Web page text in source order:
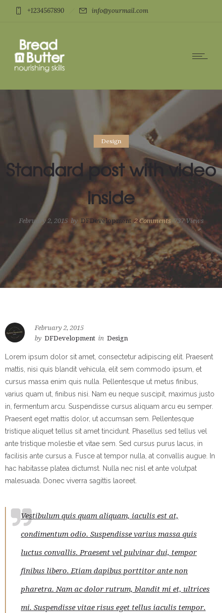
+1234567890 info@yourmail.com
Design
Standard post with video
inside
February 2, 2015 by DFDevelopment 2Comments 737 Views
February 2, 2015
by DFDevelopment in Design
Lorem ipsum dolor sit amet, consectetur adipiscing elit. Praesent
mattis, nisi quis blandit vehicula, elit sem commodo ipsum, et
cursus massa enim quis nulla. Pellentesque ut metus finibus,
varius quam ut, finibus nisi. Nam eu neque suscipit, maximus justo
in, fermentum arcu. Suspendisse cursus aliquam arcu eu semper.
Praesent eget mattis dolor, ut accumsan sem. Pellentesque
tristique aliquet tellus sit amet tincidunt. Phasellus sed tellus vel
ante tristique molestie et vitae sem. Sed cursus purus lacus, in
facilisis ante cursus a. Fusce at tempor nulla, at convallis augue. In
hac habitasse platea dictumst. Nulla nec nisl et ante volutpat
malesuada. Donec viverra sagittis laoreet.
Vestibulum quis quam aliquam, iaculis est at,
condimentum odio. Suspendisse varius massa quis
luctus convallis. Praesent vel pulvinar dui, tempor
finibus libero. Etiam dapibus porttitor ante non
pharetra. Nam ac dolor rutrum, blandit mi et, ultrices
mi. Suspendisse vitae risus eget tellus iaculis tempor.